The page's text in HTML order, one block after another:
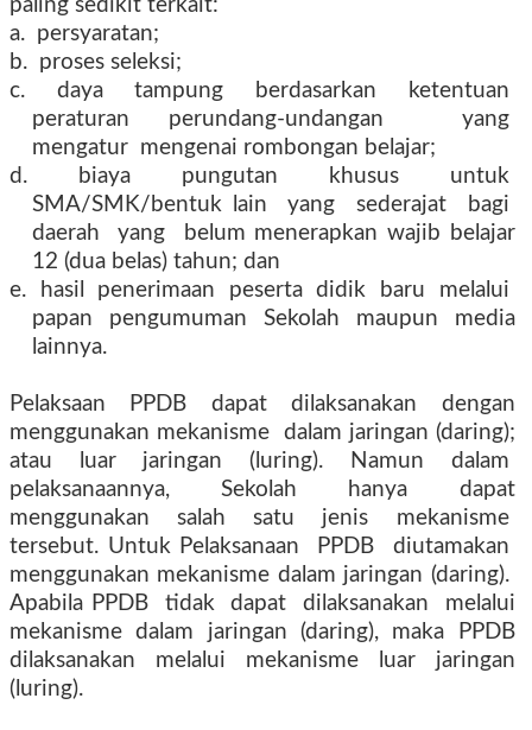
paling sedikit terkait:
a. persyaratan;
b. proses seleksi;
c.
daya tampung berdasarkan
ketentuan
peraturan perundang-undangan
yang
mengatur mengenai rombongan belajar;
d.
biaya pungutan khusus
untuk
SMA/SMK/bentuk lain
yang sederajat
bagi
daerah
yang
belum menerapkan wajib belajar
12 (dua belas) tahun; dan
e.
hasil penerimaan peserta didik baru
melalui
papan pengumuman Sekolah maupun media
lainnya.
Pelaksaan PPDB dapat dilaksanakan dengan
menggunakan mekanisme
dalam jaringan (daring);
atau luar jaringan (luring). Namun dalam
pelaksanaannya,
Sekolah hanya
dapat
menggunakan
salah satu jenis
mekanisme
tersebut. Untuk Pelaksanaan
PPDB
diutamakan
menggunakan mekanisme dalam jaringan (daring).
Apabila PPDB
tidak dapat dilaksanakan
melalui
mekanisme dalam jaringan (daring), maka
PPDB
dilaksanakan melalui mekanisme luar jaringan
(luring).